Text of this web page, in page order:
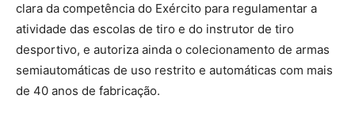
clara da competência do Exército para regulamentar a
atividade das escolas de tiro e do instrutor de tiro
desportivo, e autoriza ainda o colecionamento de armas
semiautomáticas de uso restrito e automáticas com mais
de 40 anos de fabricação.